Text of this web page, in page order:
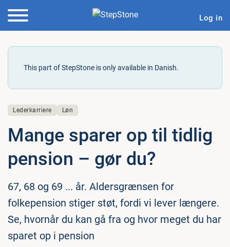
Log in
This part of StepStone is only available in Danish.
Lederkarriere Løn
Mange sparer op til tidlig
pension – gør du?
67, 68 og 69 ... år. Aldersgrænsen for
folkepension stiger støt, fordi vi lever længere.
Se, hvornår du kan gå fra og hvor meget du har
sparet op i pension